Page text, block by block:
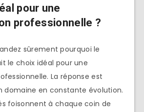
pour une
professionnelle ?
sûrement pourquoi le
le choix idéal pour une
La réponse est
domaine en constante évolution.
foisonnent à chaque coin de